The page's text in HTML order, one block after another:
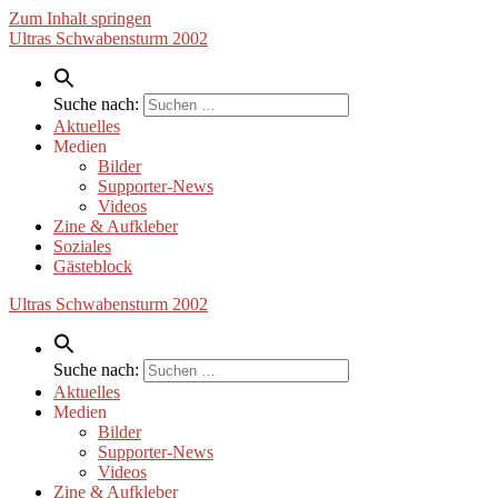
Zum Inhalt springen
Ultras Schwabensturm 2002
Suche nach:
Aktuelles
Medien
Bilder
Supporter-News
Videos
Zine & Aufkleber
Soziales
Gästeblock
Ultras Schwabensturm 2002
Suche nach:
Aktuelles
Medien
Bilder
Supporter-News
Videos
Zine & Aufkleber